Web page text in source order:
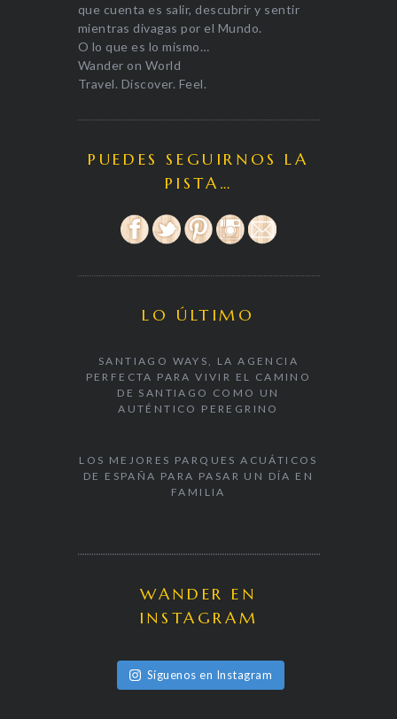
que cuenta es salir, descubrir y sentir
mientras divagas por el Mundo.
O lo que es lo mismo…
Wander on World
Travel. Discover. Feel.
PUEDES SEGUIRNOS LA
PISTA…
LO ÚLTIMO
SANTIAGO WAYS, LA AGENCIA
PERFECTA PARA VIVIR EL CAMINO
DE SANTIAGO COMO UN
AUTÉNTICO PEREGRINO
LOS MEJORES PARQUES ACUÁTICOS
DE ESPAÑA PARA PASAR UN DÍA EN
FAMILIA
WANDER EN
INSTAGRAM
Síguenos en Instagram